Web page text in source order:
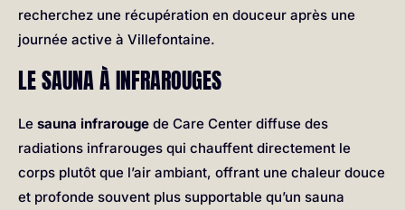
recherchez une récupération en douceur après une
journée active à Villefontaine.
LE SAUNA À INFRAROUGES
Le sauna infrarouge de Care Center diffuse des
radiations infrarouges qui chauffent directement le
corps plutôt que l’air ambiant, offrant une chaleur douce
et profonde souvent plus supportable qu’un sauna